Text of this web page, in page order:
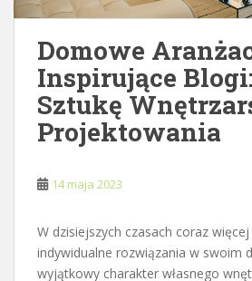
Domowe
Inspirujące
Sztukę
Projektowania
14 maja 2023
W dzisiejszych czasach coraz
indywidualne rozwiązania w swoim
wyjątkowy charakter własnego